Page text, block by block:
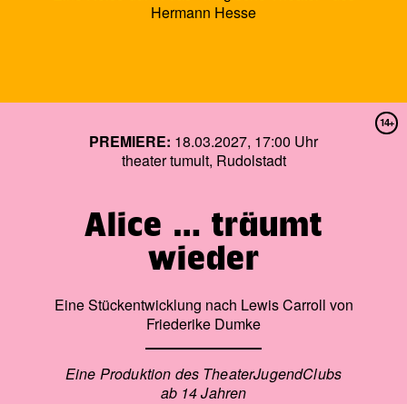
Hermann Hesse
PREMIERE: 18.03.2027, 17:00 Uhr
theater tumult, Rudolstadt
Alice … träumt
wieder
14+
Eine Stückentwicklung nach Lewis Carroll von
Friederike Dumke
Eine Produktion des TheaterJugendClubs
ab 14 Jahren